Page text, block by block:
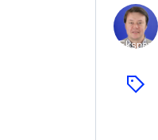
Ekspert